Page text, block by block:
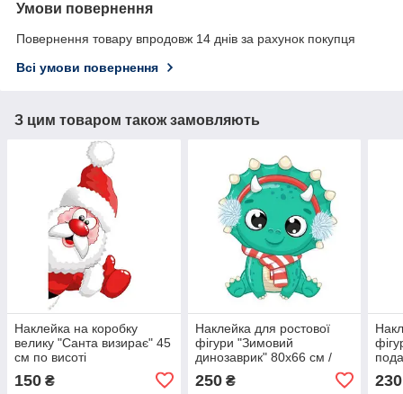
Умови повернення
Повернення товару впродовж 14 днів за рахунок покупця
Всі умови повернення
З цим товаром також замовляють
Наклейка на коробку
велику "Санта визирає" 45
см по висоті
150 ₴
Наклейка для ростової
фігури "Зимовий
динозаврик" 80х66 см /
інтер'єрна наклейка (без
обрізу)
250₴ 230